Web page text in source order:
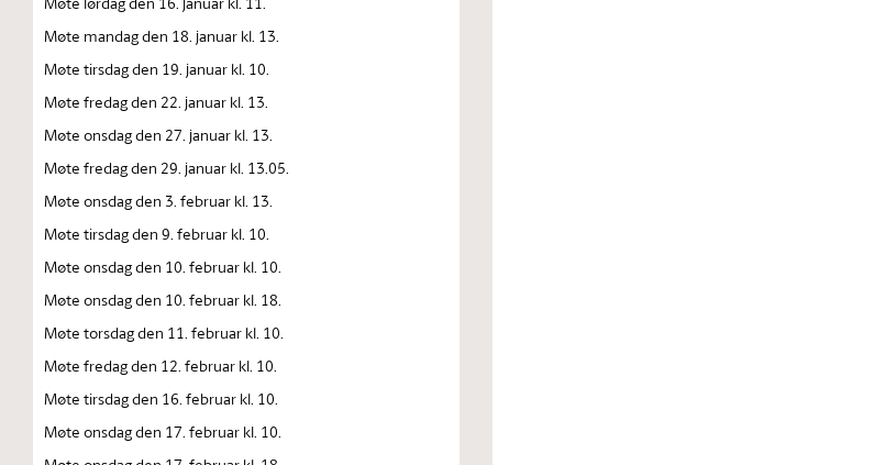
Møte mandag den 18. januar kl. 13.
Møte tirsdag den 19. januar kl. 10.
Møte fredag den 22. januar kl. 13.
Møte onsdag den 27. januar kl. 13.
Møte fredag den 29. januar kl. 13.05.
Møte onsdag den 3. februar kl. 13.
Møte tirsdag den 9. februar kl. 10.
Møte onsdag den 10. februar kl. 10.
Møte onsdag den 10. februar kl. 18.
Møte torsdag den 11. februar kl. 10.
Møte fredag den 12. februar kl. 10.
Møte tirsdag den 16. februar kl. 10.
Møte onsdag den 17. februar kl. 10.